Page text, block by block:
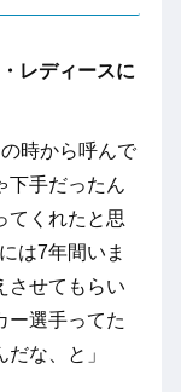
レディースに
時から呼んで
下手だったん
てくれたと思
は7年間いま
させてもらい
ー選手ってた
な、と」